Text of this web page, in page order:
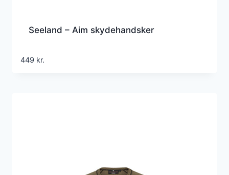
Seeland – Aim skydehandsker
449 kr.